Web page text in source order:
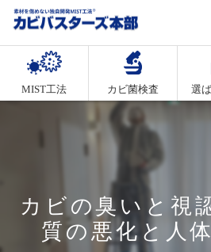
MIST工法 カビ菌検査 選
カビの臭いと視
質の悪化と人